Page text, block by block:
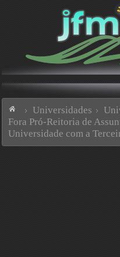
Universidades
Fora Pró-Reitoria de
Universidade com a